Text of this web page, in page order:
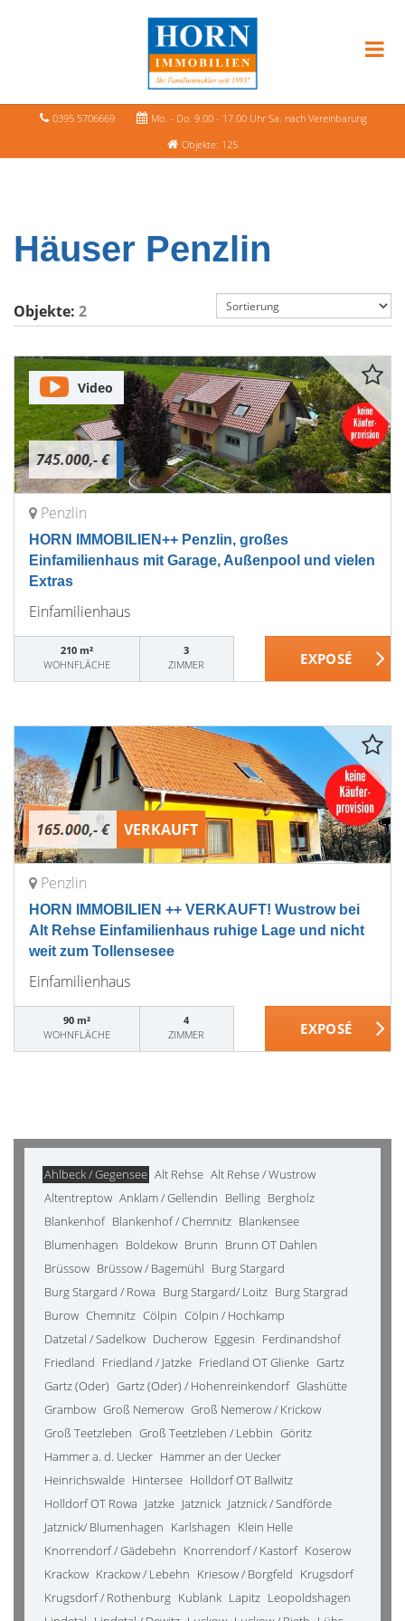
0395 5706669
Mo. - Do. 9.00 - 17.00 Uhr Sa. nach Vereinbarung
Objekte: 125
Häuser Penzlin
Objekte: 2
745.000,- €
Video
Penzlin
HORN IMMOBILIEN++ Penzlin, großes
Einfamilienhaus mit Garage, Außenpool und vielen
Extras
Einfamilienhaus
210 m²
WOHNFLÄCHE
3
ZIMMER
165.000,- € VERKAUFT
Penzlin
HORN IMMOBILIEN ++ VERKAUFT! Wustrow bei
Alt Rehse Einfamilienhaus ruhige Lage und nicht
weit zum Tollensesee
Einfamilienhaus
90 m²
WOHNFLÄCHE
4
ZIMMER
Ahlbeck / Gegensee Alt Rehse Alt Rehse / Wustrow
Altentreptow Anklam / Gellendin Belling Bergholz
Blankenhof Blankenhof / Chemnitz Blankensee
Blumenhagen Boldekow Brunn Brunn OT Dahlen
Brüssow Brüssow / Bagemühl Burg Stargard
Burg Stargard / Rowa Burg Stargard/ Loitz Burg Stargrad
Burow Chemnitz Cölpin Cölpin / Hochkamp
Datzetal / Sadelkow Ducherow Eggesin Ferdinandshof
Friedland Friedland / Jatzke Friedland OT Glienke Gartz
Gartz (Oder) Gartz (Oder) / Hohenreinkendorf Glashütte
Grambow Groß Nemerow Groß Nemerow / Krickow
Groß Teetzleben Groß Teetzleben / Lebbin Göritz
Hammer a. d. Uecker Hammer an der Uecker
Heinrichswalde Hintersee Holldorf OT Ballwitz
Holldorf OT Rowa Jatzke Jatznick Jatznick / Sandförde
Jatznick/ Blumenhagen Karlshagen Klein Helle
Knorrendorf / Gädebehn Knorrendorf / Kastorf Koserow
Krackow Krackow / Lebehn Kriesow / Borgfeld Krugsdorf
Krugsdorf / Rothenburg Kublank Lapitz Leopoldshagen